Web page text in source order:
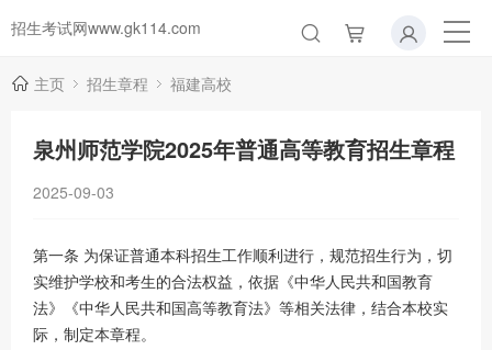
招生考试网www.gk114.com
主页 招生章程 福建高校
泉州师范学院2025年普通高等教育招生章程
2025-09-03
第一条 为保证普通本科招生工作顺利进行，规范招生行为，切
实维护学校和考生的合法权益，依据《中华人民共和国教育
法》《中华人民共和国高等教育法》等相关法律，结合本校实
际，制定本章程。